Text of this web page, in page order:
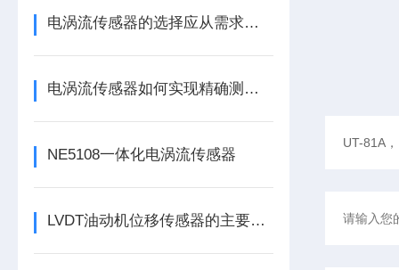
电涡流传感器的选择应从需求出发
电涡流传感器如何实现精确测量？
NE5108一体化电涡流传感器
LVDT油动机位移传感器的主要作用是什么？